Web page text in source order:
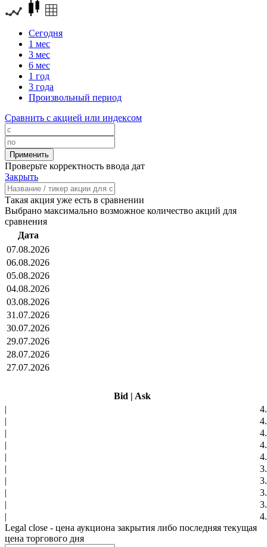
Сегодня
1 мес
3 мес
6 мес
1 год
3 года
Произвольный период
Сравнить с акцией или индексом
Проверьте корректность ввода дат
Закрыть
Такая акция уже есть в сравнении
Выбрано максимально возможное количество акций для
сравнения
Дата
07.08.2026
06.08.2026
05.08.2026
04.08.2026
03.08.2026
31.07.2026
30.07.2026
29.07.2026
28.07.2026
27.07.2026
Bid | Ask
|
|
|
|
|
|
|
|
|
|
Legal close - цена аукциона закрытия либо последняя текущая
цена торгового дня